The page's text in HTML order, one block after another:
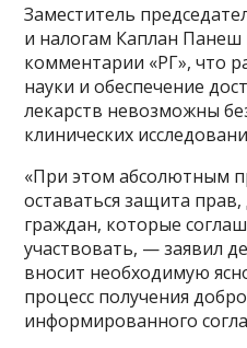
Заместитель
и налогам Каплан
комментарии «РГ», что
науки и обеспечение
лекарств невозможны
клинических
«При этом абсолютным
оставаться защита
граждан, которые
участвовать, — заявил
вносит необходимую
процесс получения
информированного